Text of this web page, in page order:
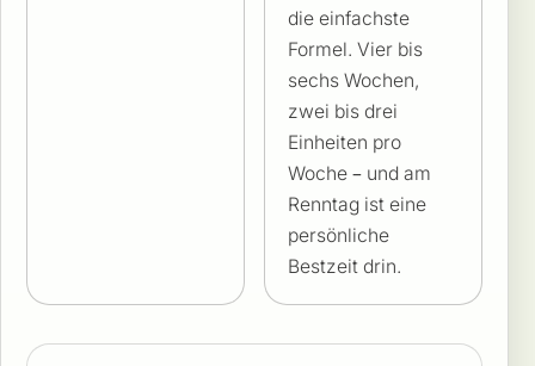
die einfachste
Formel. Vier bis
sechs Wochen,
zwei bis drei
Einheiten pro
Woche – und am
Renntag ist eine
persönliche
Bestzeit drin.